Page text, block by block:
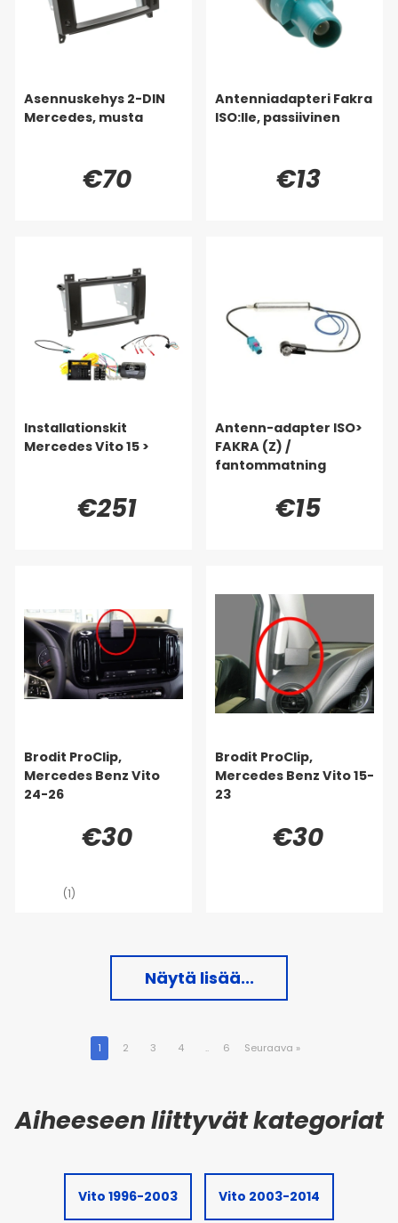
Asennuskehys 2-DIN
Mercedes, musta
€70
Antenniadapteri Fakra
ISO:lle, passiivinen
€13
Installationskit
Mercedes Vito 15 >
€251
Antenn-adapter ISO>
FAKRA (Z) /
fantommatning
€15
Brodit ProClip,
Mercedes Benz Vito
24-26
€30
(1)
Brodit ProClip,
Mercedes Benz Vito 15-
23
€30
Näytä lisää...
1 2 3 4 .. 6 Seuraava »
Vito 1996-2003 Vito 2003-2014